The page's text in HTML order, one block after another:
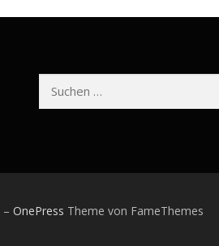
nach:
– OnePress Theme von FameThemes